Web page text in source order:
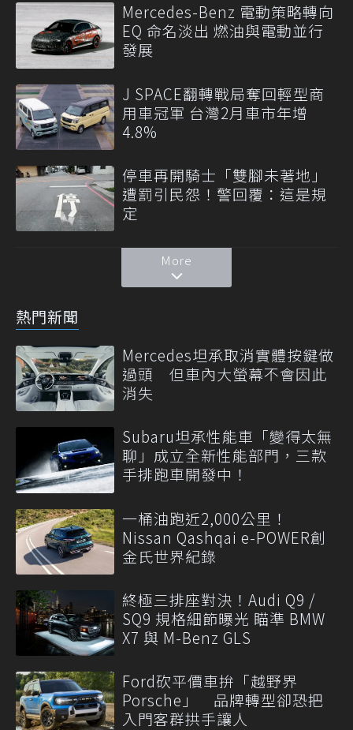
Mercedes-Benz 電動策略轉向
EQ 命名淡出 燃油與電動並行
發展
J SPACE翻轉戰局奪回輕型商
用車冠軍 台灣2月車市年增
4.8%
停車再開騎士「雙腳未著地」
遭罰引民怨！警回覆：這是規
定
More
熱門新聞
Mercedes坦承取消實體按鍵做
過頭 但車內大螢幕不會因此
消失
Subaru坦承性能車「變得太無
聊」成立全新性能部門，三款
手排跑車開發中！
一桶油跑近2,000公里！
Nissan Qashqai e-POWER創
金氏世界紀錄
終極三排座對決！Audi Q9 /
SQ9 規格細節曝光 瞄準 BMW
X7 與 M-Benz GLS
Ford砍平價車拚「越野界
Porsche」 品牌轉型卻恐把
入門客群拱手讓人